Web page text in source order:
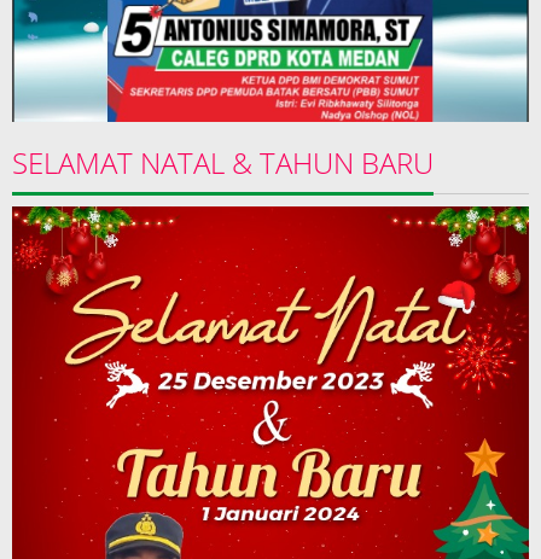
SELAMAT NATAL & TAHUN BARU